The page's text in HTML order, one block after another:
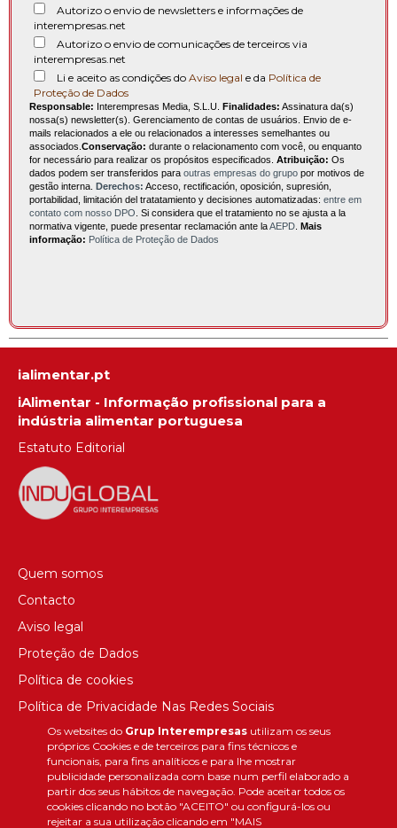
Os websites do Grup Interempresasutilizam os seus
próprios Cookies e de terceiros para fins técnicos e
funcionais, para fins analíticos e para lhe mostrar
publicidade personalizada com base num perfil elaborado a
partir dos seus hábitos de navegação. Pode aceitar todos os
cookies clicando no botão "ACEITO" ou configurá-los ou
rejeitar a sua utilização clicando em "MAIS
Autorizo o envio de newsletters e informações de
interempresas.net
Autorizo o envio de comunicações de terceiros via
interempresas.net
Li e aceito as condições do Aviso legal e da Política de
Proteção de Dados
Responsable: Interempresas Media, S.L.U. Finalidades: Assinatura da(s)
nossa(s) newsletter(s). Gerenciamento de contas de usuários. Envio de e-
mails relacionados a ele ou relacionados a interesses semelhantes ou
associados. Conservação: durante o relacionamento com você, ou enquanto
for necessário para realizar os propósitos especificados. Atribuição: Os
dados podem ser transferidos para outras empresas do grupo por motivos de
gestão interna.
Derechos: Acceso, rectificación, oposición, supresión,
portabilidad, limitación del tratatamiento y decisiones automatizadas: entre em
contato com nosso DPO . Si considera que el tratamiento no se ajusta a la
normativa vigente, puede presentar reclamación ante laAEPD
Mais
informação: Política de Proteção de Dados
ialimentar.pt
iAlimentar - Informação profissional para a
indústria alimentar portuguesa
Estatuto Editorial
Quem somos
Contacto
Aviso legal
Proteção de Dados
Política de cookies
Política de Privacidade Nas Redes Sociais
Canal de denúncias
Colaborações editoriais